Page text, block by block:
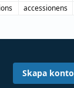
accessionens
Skapa konto